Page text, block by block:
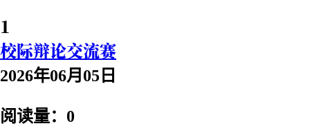
1
校际辩论交流赛
2026年06月05日
阅读量：0